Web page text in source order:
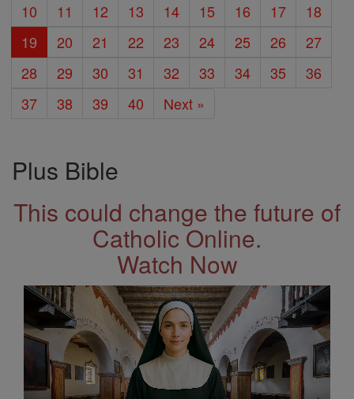
10
11 12 13 14 15 16 17
18
19
20 21 22 23 24 25 26
27
28
29 30 31 32 33 34 35
36
37
38 39 40 Next »
Plus Bible
This could change the future of
Catholic Online.
Watch Now